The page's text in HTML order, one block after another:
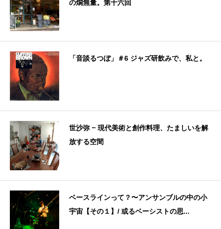
の燗無量。第十六回
「音談るつぼ」＃6 ジャズ研飲みで、私と。
世沙弥 − 現代美術と創作料理、たましいを解
放する空間
ベースラインって？〜アンサンブルの中の小
宇宙【その１】/ 或るベーシストの思...